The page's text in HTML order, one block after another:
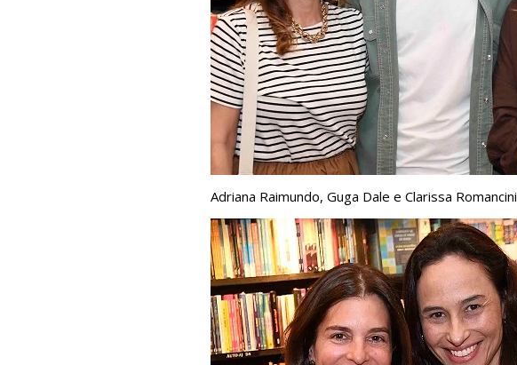
Adriana Raimundo, Guga Dale e Clarissa Romancini